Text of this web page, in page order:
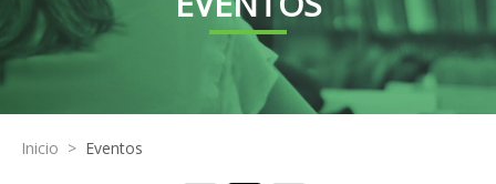
Inicio > Eventos